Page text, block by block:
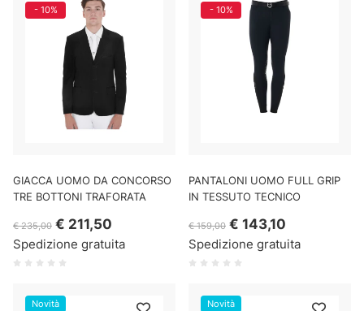
- 10%
GIACCA UOMO DA CONCORSO
TRE BOTTONI TRAFORATA
€ 235,00 € 211,50
Spedizione gratuita
- 10%
PANTALONI UOMO FULL GRIP
IN TESSUTO TECNICO
€ 159,00 € 143,10
Spedizione gratuita
Novità Novità